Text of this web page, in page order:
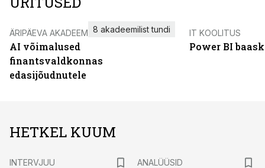
ÄRIPÄEVA AKADEEMIA
AI võimalused
finantsvaldkonnas
edasijõudnutele
8 akadeemilist tundi IT KOOLITUS
Power BI
HETKEL KUUM
INTERVJUU
ANALÜÜSID